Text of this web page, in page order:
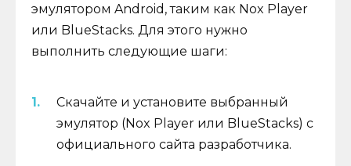
эмулятором Android, таким как Nox Player
или BlueStacks. Для этого нужно
выполнить следующие шаги:
Скачайте и установите выбранный
эмулятор (Nox Player или BlueStacks) с
официального сайта разработчика.